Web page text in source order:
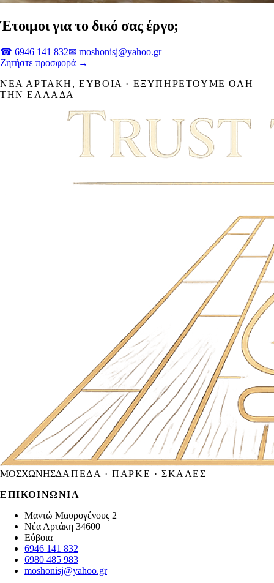
Έτοιμοι για το δικό σας έργο;
☎ 6946 141 832✉ moshonisj@yahoo.gr
Ζητήστε προσφορά →
ΝΈΑ ΑΡΤΆΚΗ ,ΕΎΒΟΙΑ · ΕΞΥΠΗΡΕΤΟΎΜΕ ΌΛΗ
ΤΗΝ ΕΛΛΆΔΑ
ΜΟΣΧΩΝΗΣΔΆΠΕΔΑ · ΠΑΡΚΈ · ΣΚΆΛΕΣ
ΕΠΙΚΟΙΝΩΝΊΑ
Μαντώ Μαυρογένους 2
Νέα Αρτάκη 34600
Εύβοια
6946 141 832
6980 485 983
moshonisj@yahoo.gr